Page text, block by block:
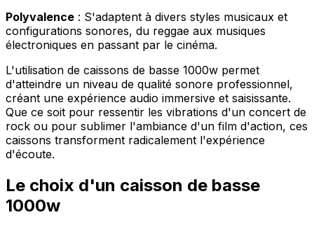
Polyvalence : S'adaptent à divers styles musicaux et
configurations sonores, du reggae aux musiques
électroniques en passant par le cinéma.
L'utilisation de caissons de basse 1000w permet
d'atteindre un niveau de qualité sonore professionnel,
créant une expérience audio immersive et saisissante.
Que ce soit pour ressentir les vibrations d'un concert de
rock ou pour sublimer l'ambiance d'un film d'action, ces
caissons transforment radicalement l'expérience
d'écoute.
Le choix d'un caisson de basse
1000w